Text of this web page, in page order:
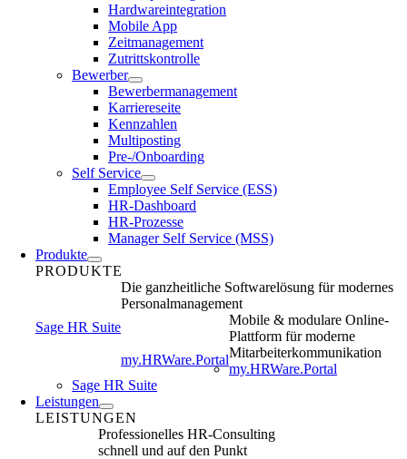
Hardwareintegration
Mobile App
Zeitmanagement
Zutrittskontrolle
Bewerber
Bewerbermanagement
Karriereseite
Kennzahlen
Multiposting
Pre-/Onboarding
Self Service
Employee Self Service (ESS)
HR-Dashboard
HR-Prozesse
Manager Self Service (MSS)
Produkte
PRODUKTE
Sage HR Suite
Die ganzheitliche Softwarelösung für modernes
Personalmanagement
my.HRWare.Portal
Mobile & modulare Online-
Plattform für moderne
Mitarbeiterkommunikation
my.HRWare.Portal
Sage HR Suite
Leistungen
LEISTUNGEN
Professionelles HR-Consulting
schnell und auf den Punkt